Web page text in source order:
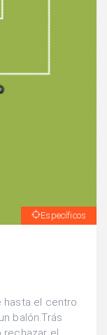
Específicos
el centro
balón.Trás